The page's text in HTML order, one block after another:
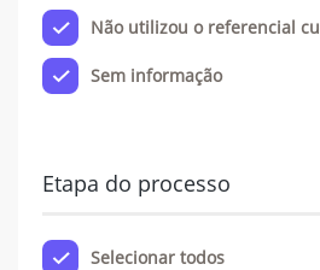
Não utilizou o referencial
Sem informação
Etapa do processo
Selecionar todos